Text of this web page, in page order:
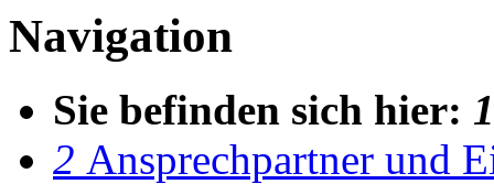
Navigation
Sie befinden sich hier:
2 Ansprech­partner und